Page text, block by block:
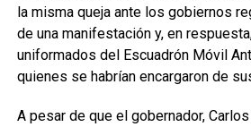
la misma queja ante los gobiernos
de una manifestación y, en
uniformados del Escuadrón Móvil
quienes se habrían encargaron de
A pesar de que el gobernador,